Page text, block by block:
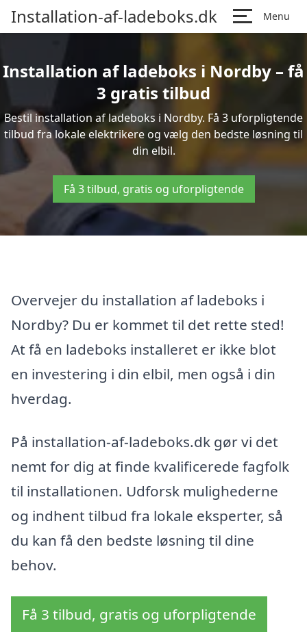
Installation-af-ladeboks.dk Menu
Installation af ladeboks i Nordby – få
3 gratis tilbud
Bestil installation af ladeboks i Nordby. Få 3 uforpligtende
tilbud fra lokale elektrikere og vælg den bedste løsning til
din elbil.
Få 3 tilbud, gratis og uforpligtende
Overvejer du installation af ladeboks i
Nordby? Du er kommet til det rette sted!
At få en ladeboks installeret er ikke blot
en investering i din elbil, men også i din
hverdag.
På installation-af-ladeboks.dk gør vi det
nemt for dig at finde kvalificerede fagfolk
til installationen. Udforsk mulighederne
og indhent tilbud fra lokale eksperter, så
du kan få den bedste løsning til dine
behov.
Få 3 tilbud, gratis og uforpligtende